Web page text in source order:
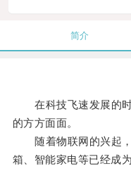
简介
在科技飞速发展的时
的方方面面。
随着物联网的兴起，
箱、智能家电等已经成